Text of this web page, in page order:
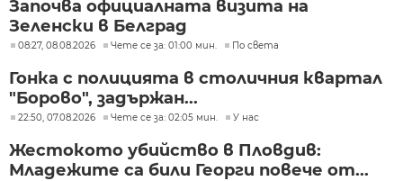
Започва официалната визита на
Зеленски в Белград
08:27, 08.08.2026 Чете се за: 01:00 мин. По света
Гонка с полицията в столичния квартал
"Борово", задържан...
22:50, 07.08.2026 Чете се за: 02:05 мин. У нас
Жестокото убийство в Пловдив:
Младежите са били Георги повече от...